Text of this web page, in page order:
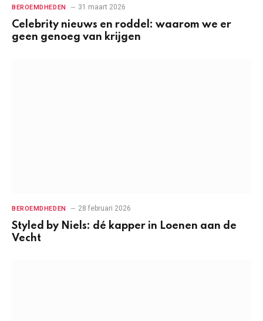
BEROEMDHEDEN 31 maart 2026
Celebrity nieuws en roddel: waarom we er
geen genoeg van krijgen
BEROEMDHEDEN 28 februari 2026
Styled by Niels: dé kapper in Loenen aan de
Vecht